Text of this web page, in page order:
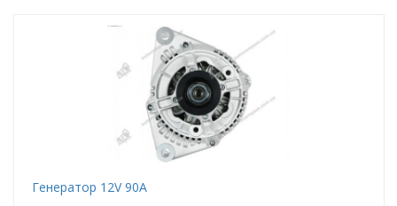
Генератор 12V 90A